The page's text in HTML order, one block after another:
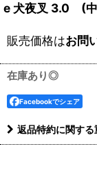
e 犬夜叉 3.0 (中
販売価格はお問
在庫あり◎
Facebookでシェア
返品特約に関する